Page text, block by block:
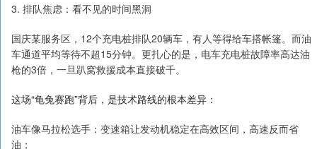
3. 排队焦虑：看不见的时间黑洞
国庆某服务区，12个充电桩排队20辆车，有人等得给车搭帐篷。而油
车通道平均等待不超15分钟。更扎心的是，电车充电桩故障率高达油
枪的3倍，一旦趴窝救援成本直接破千。
这场“龟兔赛跑”背后，是技术路线的根本差异：
油车像马拉松选手：变速箱让发动机稳定在高效区间，高速反而省
油；